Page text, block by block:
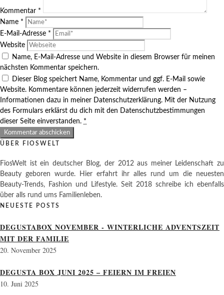
Kommentar *
Name *
E-Mail-Adresse *
Website
Name, E-Mail-Adresse und Website in diesem Browser für meinen
nächsten Kommentar speichern.
Dieser Blog speichert Name, Kommentar und ggf. E-Mail sowie
Website. Kommentare können jederzeit widerrufen werden –
Informationen dazu in meiner Datenschutzerklärung. Mit der Nutzung
des Formulars erklärst du dich mit den Datenschutzbestimmungen
dieser Seite einverstanden. *
ÜBER FIOSWELT
FiosWelt ist ein deutscher Blog, der 2012 aus meiner Leidenschaft zu
Beauty geboren wurde. Hier erfahrt ihr alles rund um die neuesten
Beauty-Trends, Fashion und Lifestyle. Seit 2018 schreibe ich ebenfalls
über alls rund ums Familienleben.
NEUESTE POSTS
DEGUSTABOX NOVEMBER - WINTERLICHE ADVENTSZEIT
MIT DER FAMILIE
20. November 2025
DEGUSTA BOX JUNI 2025 – FEIERN IM FREIEN
10. Juni 2025